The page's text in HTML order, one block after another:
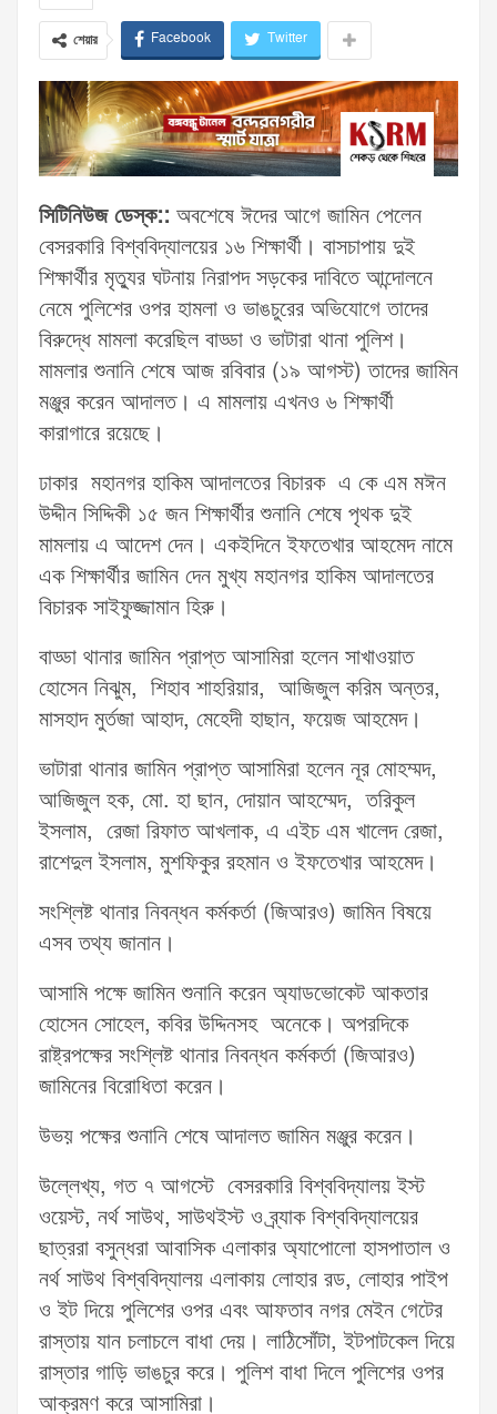
শেয়ার Facebook Twitter
সিটিনিউজ ডেস্ক:: অবশেষে ঈদের আগে জামিন পেলেন
বেসরকারি বিশ্ববিদ্যালয়ের ১৬ শিক্ষার্থী। বাসচাপায় দুই
শিক্ষার্থীর মৃত্যুর ঘটনায় নিরাপদ সড়কের দাবিতে আন্দোলনে
নেমে পুলিশের ওপর হামলা ও ভাঙচুরের অভিযোগে তাদের
বিরুদ্ধে মামলা করেছিল বাড্ডা ও ভাটারা থানা পুলিশ।
মামলার শুনানি শেষে আজ রবিবার (১৯ আগস্ট) তাদের জামিন
মঞ্জুর করেন আদালত। এ মামলায় এখনও ৬ শিক্ষার্থী
কারাগারে রয়েছে।
ঢাকার মহানগর হাকিম আদালতের বিচারক এ কে এম মঈন
উদ্দীন সিদ্দিকী ১৫ জন শিক্ষার্থীর শুনানি শেষে পৃথক দুই
মামলায় এ আদেশ দেন। একইদিনে ইফতেখার আহমেদ নামে
এক শিক্ষার্থীর জামিন দেন মুখ্য মহানগর হাকিম আদালতের
বিচারক সাইফুজ্জামান হিরু।
বাড্ডা থানার জামিন প্রাপ্ত আসামিরা হলেন সাখাওয়াত
হোসেন নিঝুম, শিহাব শাহরিয়ার, আজিজুল করিম অন্তর,
মাসহাদ মুর্তজা আহাদ, মেহেদী হাছান, ফয়েজ আহমেদ।
ভাটারা থানার জামিন প্রাপ্ত আসামিরা হলেন নূর মোহম্মদ,
আজিজুল হক, মো. হা ছান, দোয়ান আহম্মেদ, তরিকুল
ইসলাম, রেজা রিফাত আখলাক, এ এইচ এম খালেদ রেজা,
রাশেদুল ইসলাম, মুশফিকুর রহমান ও ইফতেখার আহমেদ।
সংশ্লিষ্ট থানার নিবন্ধন কর্মকর্তা (জিআরও) জামিন বিষয়ে
এসব তথ্য জানান।
আসামি পক্ষে জামিন শুনানি করেন অ্যাডভোকেট আকতার
হোসেন সোহেল, কবির উদ্দিনসহ অনেকে। অপরদিকে
রাষ্ট্রপক্ষের সংশ্লিষ্ট থানার নিবন্ধন কর্মকর্তা (জিআরও)
জামিনের বিরোধিতা করেন।
উভয় পক্ষের শুনানি শেষে আদালত জামিন মঞ্জুর করেন।
উল্লেখ্য, গত ৭ আগস্টে বেসরকারি বিশ্ববিদ্যালয় ইস্ট
ওয়েস্ট, নর্থ সাউথ, সাউথইস্ট ও ব্র্যাক বিশ্ববিদ্যালয়ের
ছাত্ররা বসুন্ধরা আবাসিক এলাকার অ্যাপোলো হাসপাতাল ও
নর্থ সাউথ বিশ্ববিদ্যালয় এলাকায় লোহার রড, লোহার পাইপ
ও ইট দিয়ে পুলিশের ওপর এবং আফতাব নগর মেইন গেটের
রাস্তায় যান চলাচলে বাধা দেয়। লাঠিসোঁটা, ইটপাটকেল দিয়ে
রাস্তার গাড়ি ভাঙচুর করে। পুলিশ বাধা দিলে পুলিশের ওপর
আক্রমণ করে আসামিরা।